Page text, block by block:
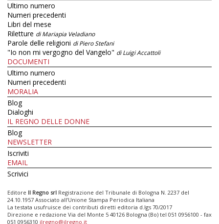
Ultimo numero
Numeri precedenti
Libri del mese
Riletture di Mariapia Veladiano
Parole delle religioni di Piero Stefani
"Io non mi vergogno del Vangelo" di Luigi Accattoli
DOCUMENTI
Ultimo numero
Numeri precedenti
MORALIA
Blog
Dialoghi
IL REGNO DELLE DONNE
Blog
NEWSLETTER
Iscriviti
EMAIL
Scrivici
Editore Il Regno srl Registrazione del Tribunale di Bologna N. 2237 del
24.10.1957 Associato all’Unione Stampa Periodica Italiana
La testata usufruisce dei contributi diretti editoria d.lgs 70/2017
Direzione e redazione Via del Monte 5 40126 Bologna (Bo) tel 051 0956100 - fax
051 0956310 ilregno@ilregno.it